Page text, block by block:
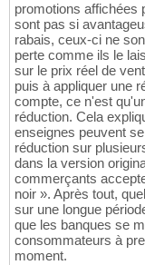
promotions affichées
sont pas si
rabais, ceux-ci ne
perte comme ils le
sur le prix réel de
puis à appliquer une
compte, ce n'est
réduction. Cela
enseignes peuvent
réduction sur
dans la version
commerçants
noir ». Après tout,
sur une longue
que les banques se
consommateurs à
moment.